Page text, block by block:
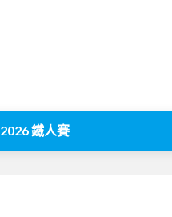
2026 鐵人賽